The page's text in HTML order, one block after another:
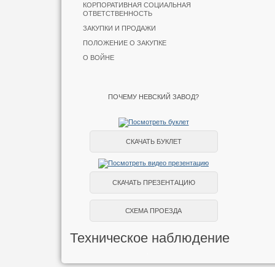
КОРПОРАТИВНАЯ СОЦИАЛЬНАЯ
ОТВЕТСТВЕННОСТЬ
ЗАКУПКИ И ПРОДАЖИ
ПОЛОЖЕНИЕ О ЗАКУПКЕ
О ВОЙНЕ
ПОЧЕМУ НЕВСКИЙ ЗАВОД?
СКАЧАТЬ БУКЛЕТ
СКАЧАТЬ ПРЕЗЕНТАЦИЮ
СХЕМА ПРОЕЗДА
Техническое наблюдение